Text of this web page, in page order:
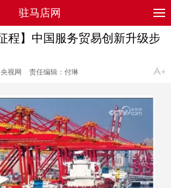
驻马店网
程】中国服务贸易创新升级步
视网 责任编辑：付琳